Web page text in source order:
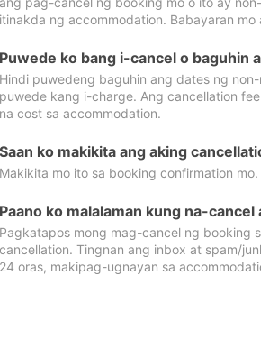
itinakda ng accommodation. Babayaran
Puwede ko bang i-cancel o baguhin
Hindi puwedeng baguhin ang dates ng
puwede kang i-charge. Ang cancellation
na cost sa accommodation.
Saan ko makikita ang aking
Makikita mo ito sa booking confirmation mo.
Paano ko malalaman kung na-cancel
Pagkatapos mong mag-cancel ng booking
cancellation. Tingnan ang inbox at spam/
24 oras, makipag-ugnayan sa